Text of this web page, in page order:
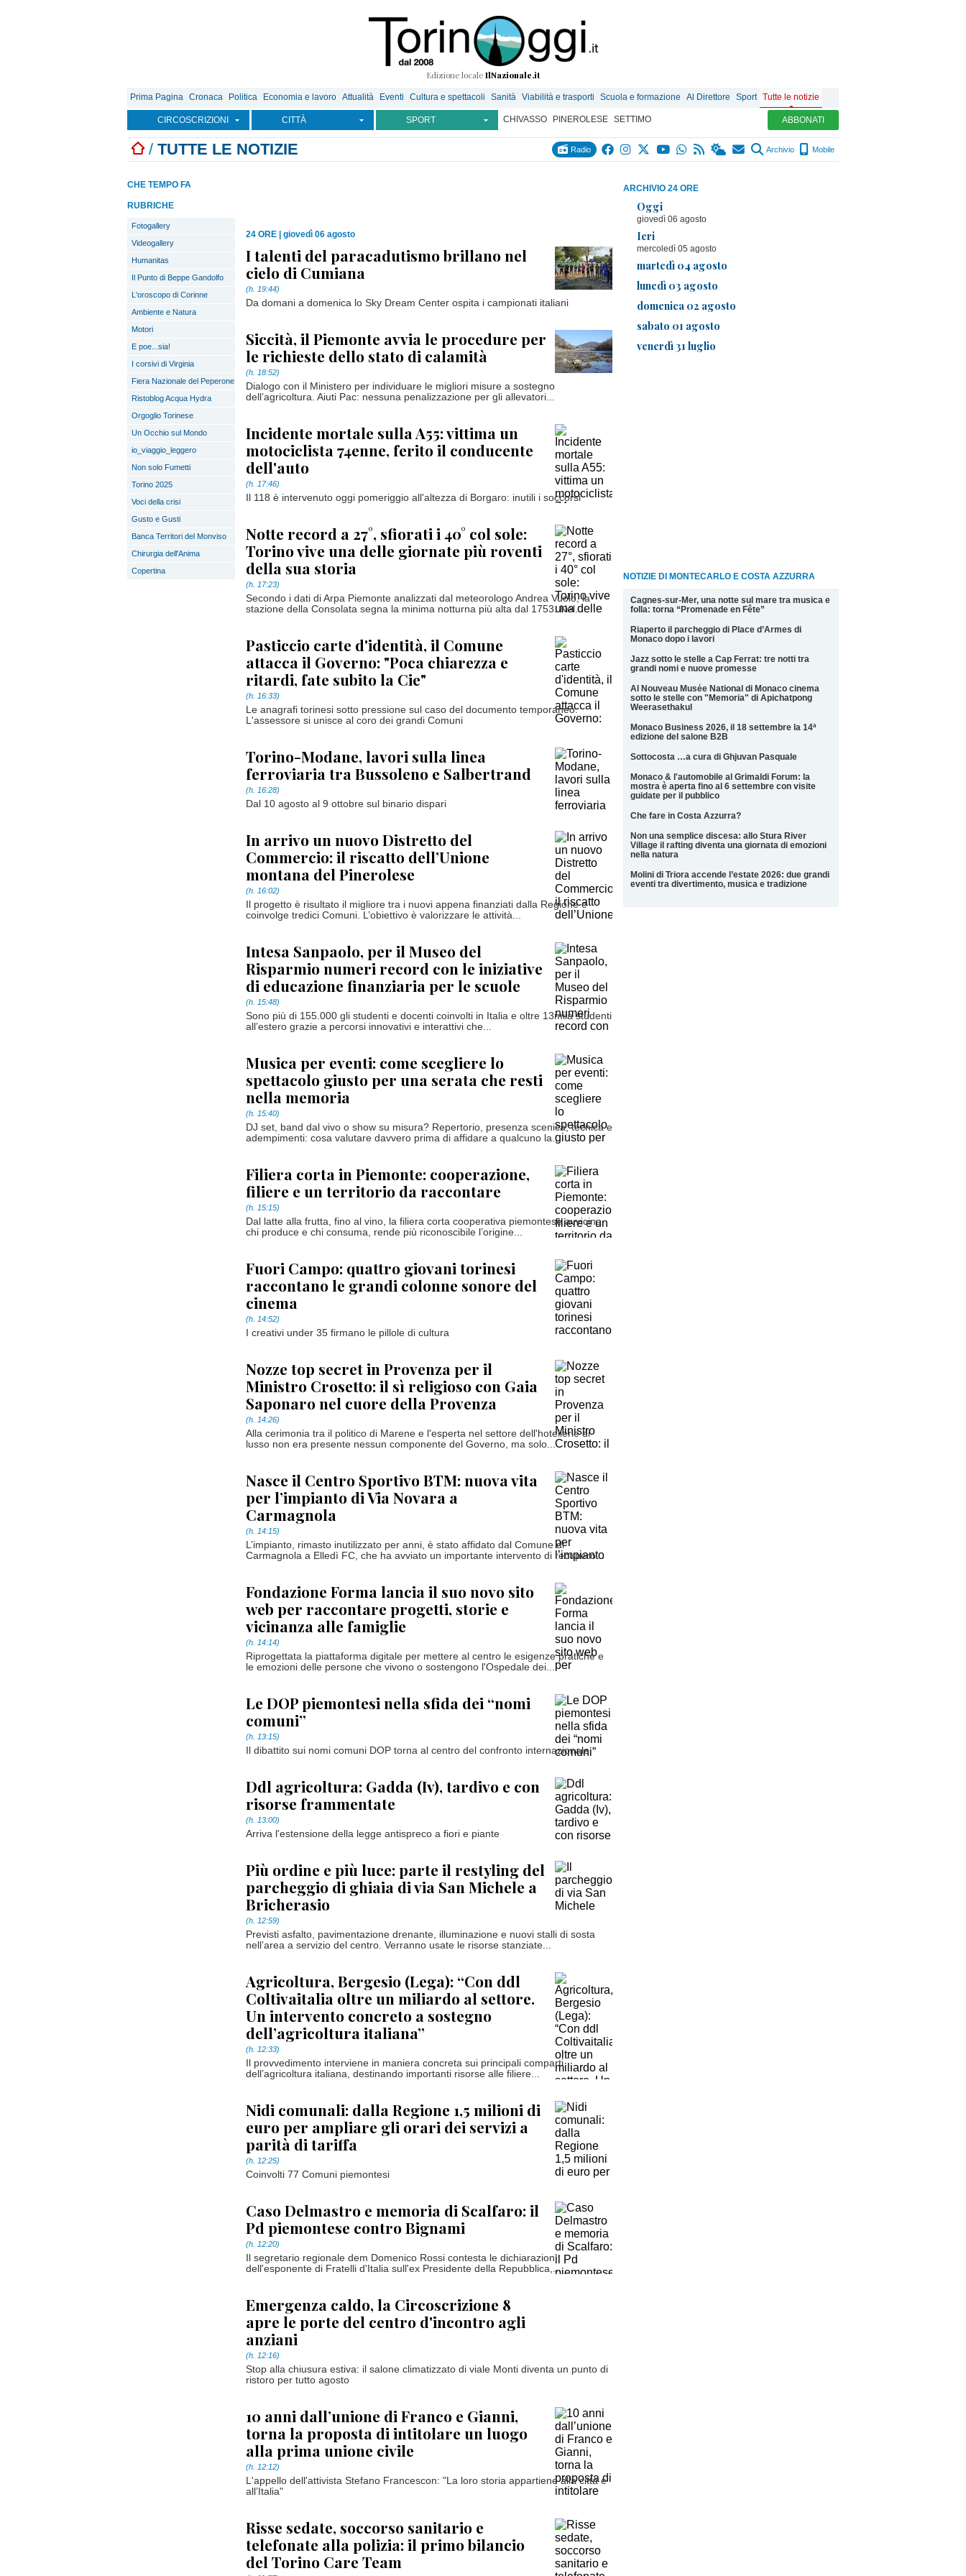
Edizione locale IlNazionale.it
Prima Pagina Cronaca Politica Economia e lavoro Attualità Eventi Cultura e spettacoli Sanità Viabilità e trasporti Scuola e formazione Al Direttore Sport Tutte le notizie
CIRCOSCRIZIONI CITTÀ SPORT CHIVASSO PINEROLESE SETTIMO ABBONATI
/ TUTTE LE NOTIZIE Radio Archivio Mobile
ARCHIVIO 24 ORE
Oggi
giovedì 06 agosto
Ieri
mercoledì 05 agosto
martedì 04 agosto
lunedì 03 agosto
domenica 02 agosto
sabato 01 agosto
venerdì 31 luglio
NOTIZIE DI MONTECARLO E COSTA AZZURRA
Cagnes-sur-Mer, una notte sul mare tra musica e
folla: torna “Promenade en Fête”
Riaperto il parcheggio di Place d’Armes di
Monaco dopo i lavori
Jazz sotto le stelle a Cap Ferrat: tre notti tra
grandi nomi e nuove promesse
Al Nouveau Musée National di Monaco cinema
sotto le stelle con "Memoria" di Apichatpong
Weerasethakul
Monaco Business 2026, il 18 settembre la 14ª
edizione del salone B2B
Sottocosta …a cura di Ghjuvan Pasquale
Monaco & l'automobile al Grimaldi Forum: la
mostra è aperta fino al 6 settembre con visite
guidate per il pubblico
Che fare in Costa Azzurra?
Non una semplice discesa: allo Stura River
Village il rafting diventa una giornata di emozioni
nella natura
Molini di Triora accende l’estate 2026: due grandi
eventi tra divertimento, musica e tradizione
CHE TEMPO FA
RUBRICHE
Fotogallery
Videogallery
Humanitas
Il Punto di Beppe Gandolfo
L'oroscopo di Corinne
Ambiente e Natura
Motori
E poe...sia!
I corsivi di Virginia
Fiera Nazionale del Peperone
Ristoblog Acqua Hydra
Orgoglio Torinese
Un Occhio sul Mondo
io_viaggio_leggero
Non solo Fumetti
Torino 2025
Voci della crisi
Gusto e Gusti
Banca Territori del Monviso
Chirurgia dell'Anima
Copertina
24 ORE giovedì 06 agosto
I talenti del paracadutismo brillano nel
cielo di Cumiana
(h. 19:44)
Da domani a domenica lo Sky Dream Center ospita i campionati italiani
Siccità, il Piemonte avvia le procedure per
le richieste dello stato di calamità
(h. 18:52)
Dialogo con il Ministero per individuare le migliori misure a sostegno
dell’agricoltura. Aiuti Pac: nessuna penalizzazione per gli allevatori...
Incidente mortale sulla A55: vittima un
motociclista 74enne, ferito il conducente
dell'auto
(h. 17:46)
Il 118 è intervenuto oggi pomeriggio all'altezza di Borgaro: inutili i soccorsi
Notte record a 27°, sfiorati i 40° col sole:
Torino vive una delle giornate più roventi
della sua storia
(h. 17:23)
Secondo i dati di Arpa Piemonte analizzati dal meteorologo Andrea Vuolo, la
stazione della Consolata segna la minima notturna più alta dal 1753. Nel...
Pasticcio carte d'identità, il Comune
attacca il Governo: "Poca chiarezza e
ritardi, fate subito la Cie"
(h. 16:33)
Le anagrafi torinesi sotto pressione sul caso del documento temporaneo.
L'assessore si unisce al coro dei grandi Comuni
Torino-Modane, lavori sulla linea
ferroviaria tra Bussoleno e Salbertrand
(h. 16:28)
Dal 10 agosto al 9 ottobre sul binario dispari
In arrivo un nuovo Distretto del
Commercio: il riscatto dell’Unione
montana del Pinerolese
(h. 16:02)
Il progetto è risultato il migliore tra i nuovi appena finanziati dalla Regione e
coinvolge tredici Comuni. L’obiettivo è valorizzare le attività...
Intesa Sanpaolo, per il Museo del
Risparmio numeri record con le iniziative
di educazione finanziaria per le scuole
(h. 15:48)
Sono più di 155.000 gli studenti e docenti coinvolti in Italia e oltre 13mila studenti
all’estero grazie a percorsi innovativi e interattivi che...
Musica per eventi: come scegliere lo
spettacolo giusto per una serata che resti
nella memoria
(h. 15:40)
DJ set, band dal vivo o show su misura? Repertorio, presenza scenica, tecnica e
adempimenti: cosa valutare davvero prima di affidare a qualcuno la...
Filiera corta in Piemonte: cooperazione,
filiere e un territorio da raccontare
(h. 15:15)
Dal latte alla frutta, fino al vino, la filiera corta cooperativa piemontese avvicina
chi produce e chi consuma, rende più riconoscibile l’origine...
Fuori Campo: quattro giovani torinesi
raccontano le grandi colonne sonore del
cinema
(h. 14:52)
I creativi under 35 firmano le pillole di cultura
Nozze top secret in Provenza per il
Ministro Crosetto: il sì religioso con Gaia
Saponaro nel cuore della Provenza
(h. 14:26)
Alla cerimonia tra il politico di Marene e l'esperta nel settore dell'hotellerie di
lusso non era presente nessun componente del Governo, ma solo...
Nasce il Centro Sportivo BTM: nuova vita
per l’impianto di Via Novara a
Carmagnola
(h. 14:15)
L’impianto, rimasto inutilizzato per anni, è stato affidato dal Comune di
Carmagnola a Elledì FC, che ha avviato un importante intervento di recupero...
Fondazione Forma lancia il suo novo sito
web per raccontare progetti, storie e
vicinanza alle famiglie
(h. 14:14)
Riprogettata la piattaforma digitale per mettere al centro le esigenze pratiche e
le emozioni delle persone che vivono o sostengono l'Ospedale dei...
Le DOP piemontesi nella sfida dei “nomi
comuni”
(h. 13:15)
Il dibattito sui nomi comuni DOP torna al centro del confronto internazionale
Ddl agricoltura: Gadda (Iv), tardivo e con
risorse frammentate
(h. 13:00)
Arriva l'estensione della legge antispreco a fiori e piante
Più ordine e più luce: parte il restyling del
parcheggio di ghiaia di via San Michele a
Bricherasio
(h. 12:59)
Previsti asfalto, pavimentazione drenante, illuminazione e nuovi stalli di sosta
nell’area a servizio del centro. Verranno usate le risorse stanziate...
Agricoltura, Bergesio (Lega): “Con ddl
Coltivaitalia oltre un miliardo al settore.
Un intervento concreto a sostegno
dell’agricoltura italiana”
(h. 12:33)
Il provvedimento interviene in maniera concreta sui principali comparti
dell’agricoltura italiana, destinando importanti risorse alle filiere...
Nidi comunali: dalla Regione 1,5 milioni di
euro per ampliare gli orari dei servizi a
parità di tariffa
(h. 12:25)
Coinvolti 77 Comuni piemontesi
Caso Delmastro e memoria di Scalfaro: il
Pd piemontese contro Bignami
(h. 12:20)
Il segretario regionale dem Domenico Rossi contesta le dichiarazioni
dell'esponente di Fratelli d'Italia sull'ex Presidente della Repubblica,...
Emergenza caldo, la Circoscrizione 8
apre le porte del centro d'incontro agli
anziani
(h. 12:16)
Stop alla chiusura estiva: il salone climatizzato di viale Monti diventa un punto di
ristoro per tutto agosto
10 anni dall’unione di Franco e Gianni,
torna la proposta di intitolare un luogo
alla prima unione civile
(h. 12:12)
L'appello dell'attivista Stefano Francescon: "La loro storia appartiene alla città e
all’Italia"
Risse sedate, soccorso sanitario e
telefonate alla polizia: il primo bilancio
del Torino Care Team